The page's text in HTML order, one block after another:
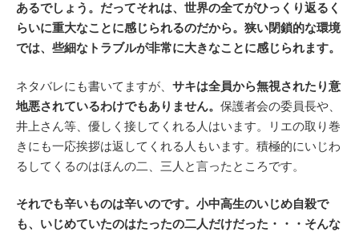
あるでしょう。だってそれは、世界の全てがひっくり返るく
らいに重大なことに感じられるのだから。狭い閉鎖的な環境
では、些細なトラブルが非常に大きなことに感じられます。
ネタバレにも書いてますが、 サキは全員から無視されたり意
地悪されているわけでもありません。 保護者会の委員長や、
井上さん等、優しく接してくれる人はいます。リエの取り巻
きにも一応挨拶は返してくれる人もいます。積極的にいじわ
るしてくるのはほんの二、三人と言ったところです。
それでも辛いものは辛いのです。小中高生のいじめ自殺で
も、いじめていたのはたったの二人だけだった・・・そんな